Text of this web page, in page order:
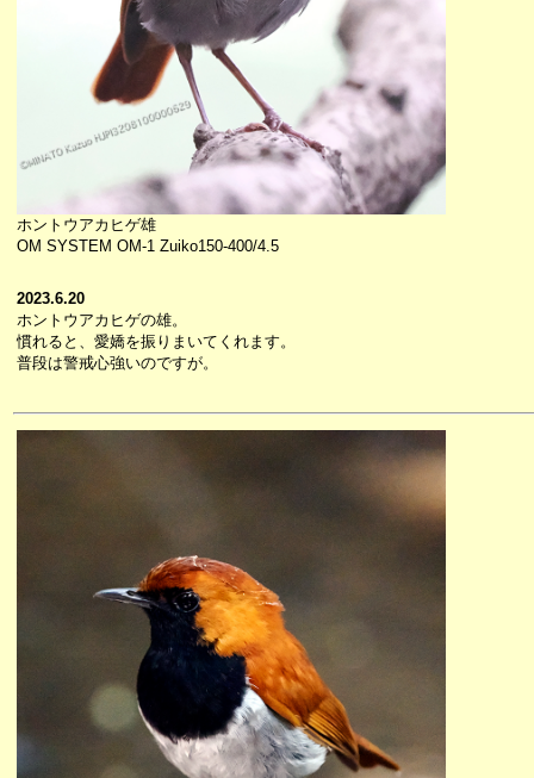
ホントウアカヒゲ雄
OM SYSTEM OM-1 Zuiko150-400/4.5
2023.6.20
ホントウアカヒゲの雄。
慣れると、愛嬌を振りまいてくれます。
普段は警戒心強いのですが。